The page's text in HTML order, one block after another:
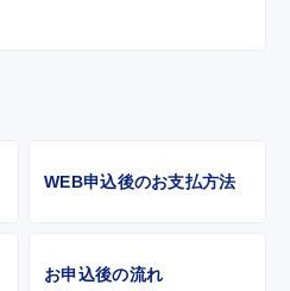
WEB申込後のお支払方法
お申込後の流れ